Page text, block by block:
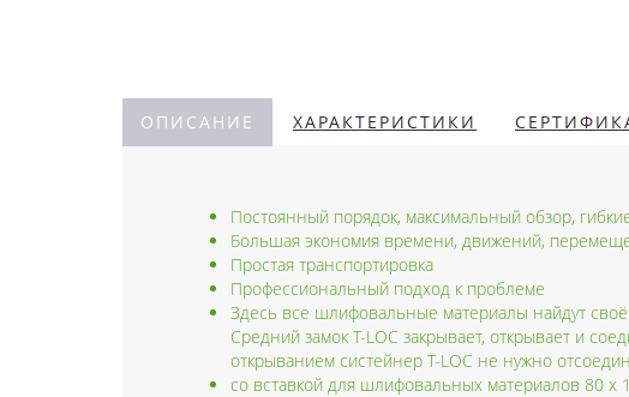
ОПИСАНИЕ ХАРАКТЕРИСТИКИ
Постоянный порядок, максимальный обзор,
Большая экономия времени, движений,
Простая транспортировка
Профессиональный подход к проблеме
Здесь все шлифовальные материалы найдут
Средний замок T-LOC закрывает, открывает и
открыванием систейнер T-LOC не нужно
со вставкой для шлифовальных материалов 80